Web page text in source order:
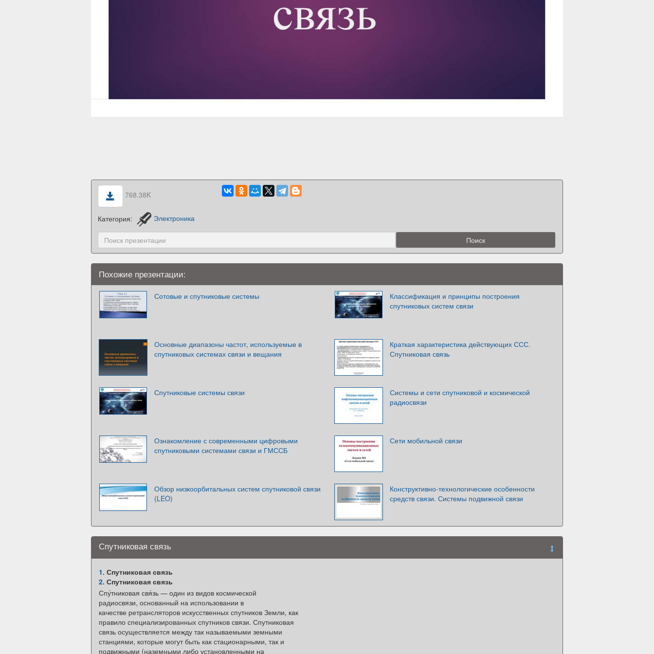
768.38K
Категория: Электроника
Похожие презентации:
Сотовые и спутниковые системы
Классификация и принципы построения
спутниковых систем связи
Основные диапазоны частот, используемые в
спутниковых системах связи и вещания
Краткая характеристика действующих ССС.
Спутниковая связь
Спутниковые системы связи
Системы и сети спутниковой и космической
радиосвязи
Ознакомление с современными цифровыми
спутниковыми системами связи и ГМССБ
Сети мобильной связи
Обзор низкоорбитальных систем спутниковой связи
(LEO)
Конструктивно-технологические особенности
средств связи. Системы подвижной связи
Спутниковая связь
1. Спутниковая связь
2. Спутниковая связь
Спу́тниковая свя́зь — один из видов космической
радиосвязи, основанный на использовании в
качестве ретрансляторов искусственных спутников Земли, как
правило специализированных спутников связи. Спутниковая
связь осуществляется между так называемыми земными
станциями, которые могут быть как стационарными, так и
подвижными (наземными либо установленными на